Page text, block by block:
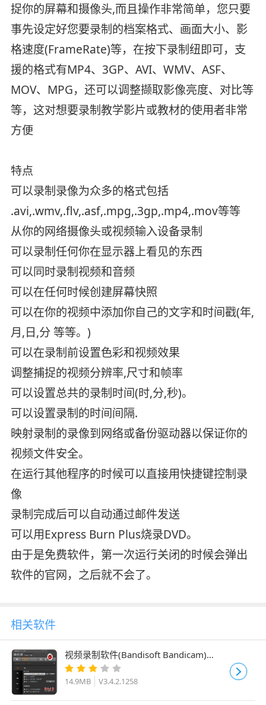
捉你的屏幕和摄像头,而且操作非常简单，您只要
事先设定好您要录制的档案格式、画面大小、影
格速度(FrameRate)等，在按下录制纽即可，支
援的格式有MP4、3GP、AVI、WMV、ASF、
MOV、MPG，还可以调整撷取影像亮度、对比等
等，这对想要录制教学影片或教材的使用者非常
方便
特点
可以录制录像为众多的格式包括
.avi,.wmv,.flv,.asf,.mpg,.3gp,.mp4,.mov等等
从你的网络摄像头或视频输入设备录制
可以录制任何你在显示器上看见的东西
可以同时录制视频和音频
可以在任何时候创建屏幕快照
可以在你的视频中添加你自己的文字和时间戳(年,
月,日,分 等等。)
可以在录制前设置色彩和视频效果
调整捕捉的视频分辨率,尺寸和帧率
可以设置总共的录制时间(时,分,秒)。
可以设置录制的时间间隔.
映射录制的录像到网络或备份驱动器以保证你的
视频文件安全。
在运行其他程序的时候可以直接用快捷键控制录
像
录制完成后可以自动通过邮件发送
可以用Express Burn Plus烧录DVD。
由于是免费软件，第一次运行关闭的时候会弹出
软件的官网，之后就不会了。
相关软件
视频录制软件(Bandisoft Bandicam)
V3.4.2.1258 绿色中文免费版
14.9MB V3.4.2.1258